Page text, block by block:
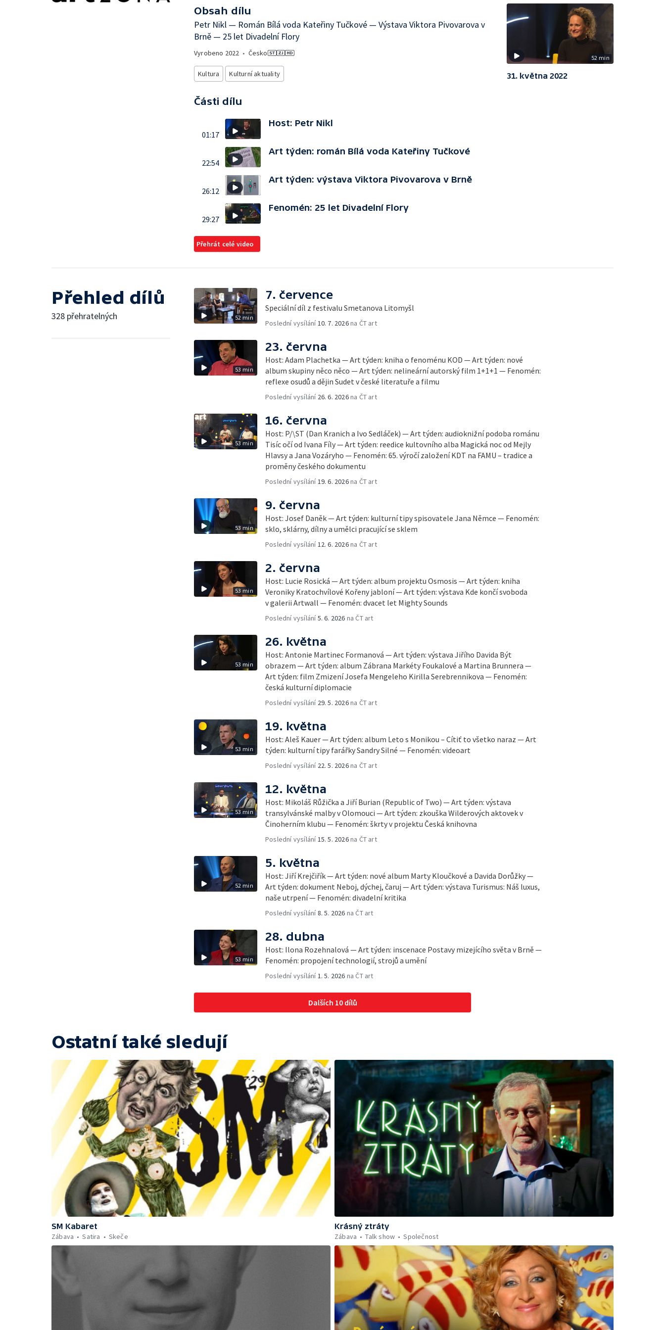
Obsah dílu
Petr Nikl — Román Bílá voda Kateřiny Tučkové — Výstava Viktora Pivovarova v
Brně — 25 let Divadelní Flory
Vyrobeno 2022 • Česko
Kultura Kulturní aktuality
Části dílu
01:17
Host: Petr Nikl
22:54
Art týden: román Bílá voda Kateřiny Tučkové
26:12
Art týden: výstava Viktora Pivovarova v Brně
29:27
Fenomén: 25 let Divadelní Flory
Přehrát celé video
52 min
31. května 2022
Přehled dílů
328 přehratelných 52 min
7. července
Speciální díl z festivalu Smetanova Litomyšl
Poslední vysílání10. 7. 2026na ČT art
53 min
23. června
Host: Adam Plachetka — Art týden: kniha o fenoménu KOD — Art týden: nové
album skupiny něco něco — Art týden: nelineární autorský film 1+1+1 — Fenomén:
reflexe osudů a dějin Sudet v české literatuře a filmu
Poslední vysílání 26. 6. 2026na ČT art
53 min
16. června
Host: P/\ST (Dan Kranich a Ivo Sedláček) — Art týden: audioknižní podoba románu
Tisíc očí od Ivana Fíly — Art týden: reedice kultovního alba Magická noc od Mejly
Hlavsy a Jana Vozáryho — Fenomén: 65. výročí založení KDT na FAMU – tradice a
proměny českého dokumentu
Poslední vysílání19. 6. 2026na ČT art
53 min
9. června
Host: Josef Daněk — Art týden: kulturní tipy spisovatele Jana Němce — Fenomén:
sklo, sklárny, dílny a umělci pracující se sklem
Poslední vysílání12. 6. 2026na ČT art
53 min
2. června
Host: Lucie Rosická — Art týden: album projektu Osmosis — Art týden: kniha
Veroniky Kratochvílové Kořeny jabloní — Art týden: výstava Kde končí svoboda
v galerii Artwall — Fenomén: dvacet let Mighty Sounds
Poslední vysílání5. 6. 2026 na ČT art
53 min
26. května
Host: Antonie Martinec Formanová — Art týden: výstava Jiřího Davida Být
obrazem — Art týden: album Zábrana Markéty Foukalové a Martina Brunnera —
Art týden: film Zmizení Josefa Mengeleho Kirilla Serebrennikova — Fenomén:
česká kulturní diplomacie
Poslední vysílání 29. 5. 2026na ČT art
53 min
19. května
Host: Aleš Kauer — Art týden: album Leto s Monikou – Cítiť to všetko naraz — Art
týden: kulturní tipy farářky Sandry Silné — Fenomén: videoart
Poslední vysílání 22. 5. 2026na ČT art
53 min
12. května
Host: Mikoláš Růžička a Jiří Burian (Republic of Two) — Art týden: výstava
transylvánské malby v Olomouci — Art týden: zkouška Wilderových aktovek v
Činoherním klubu — Fenomén: škrty v projektu Česká knihovna
Poslední vysílání15. 5. 2026na ČT art
52 min
5. května
Host: Jiří Krejčiřík — Art týden: nové album Marty Kloučkové a Davida Dorůžky —
Art týden: dokument Neboj, dýchej, čaruj — Art týden: výstava Turismus: Náš luxus,
naše utrpení — Fenomén: divadelní kritika
Poslední vysílání8. 5. 2026 na ČT art
53 min
28. dubna
Host: Ilona Rozehnalová — Art týden: inscenace Postavy mizejícího světa v Brně —
Fenomén: propojení technologií, strojů a umění
Poslední vysílání1. 5. 2026 na ČT art
Dalších 10 dílů
Ostatní také sledují
SM Kabaret
Zábava
Satira Skeče
Krásný ztráty
Zábava
Talk show Společnost